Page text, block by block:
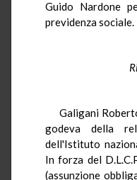
Guido Nardone
previdenza sociale.
Galigani
godeva della
dell'Istituto
In forza del
(assunzione